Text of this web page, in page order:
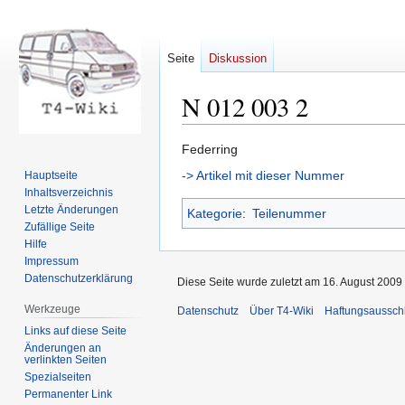
N 012 003 2
Zur
Navigation
Zur
Suche
Federring
-> Artikel mit dieser Nummer
Kategorie: Teilenummer
Seite Diskussion
Hauptseite
Inhaltsverzeichnis
Letzte Änderungen
Zufällige Seite
Hilfe
Impressum
Datenschutzerklärung
Werkzeuge
Links auf diese Seite
Änderungen an
verlinkten Seiten
Spezialseiten
Permanenter Link
Diese Seite wurde zuletzt am 16. August
Datenschutz Über T4-Wiki